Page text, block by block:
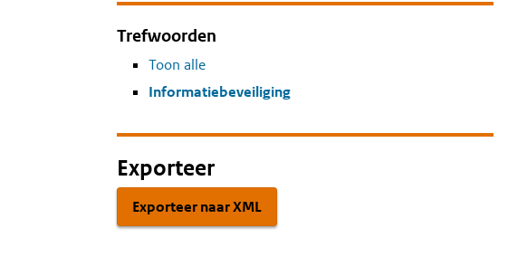
Trefwoorden
Toon alle
Informatiebeveiliging
Exporteer
Exporteer naar XML